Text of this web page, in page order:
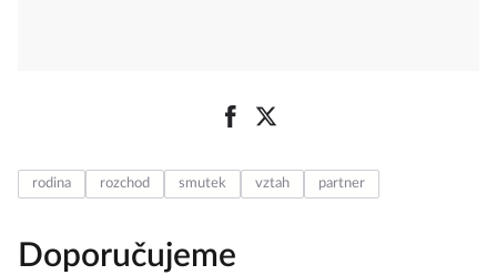
rodina rozchod smutek vztah partner
Doporučujeme